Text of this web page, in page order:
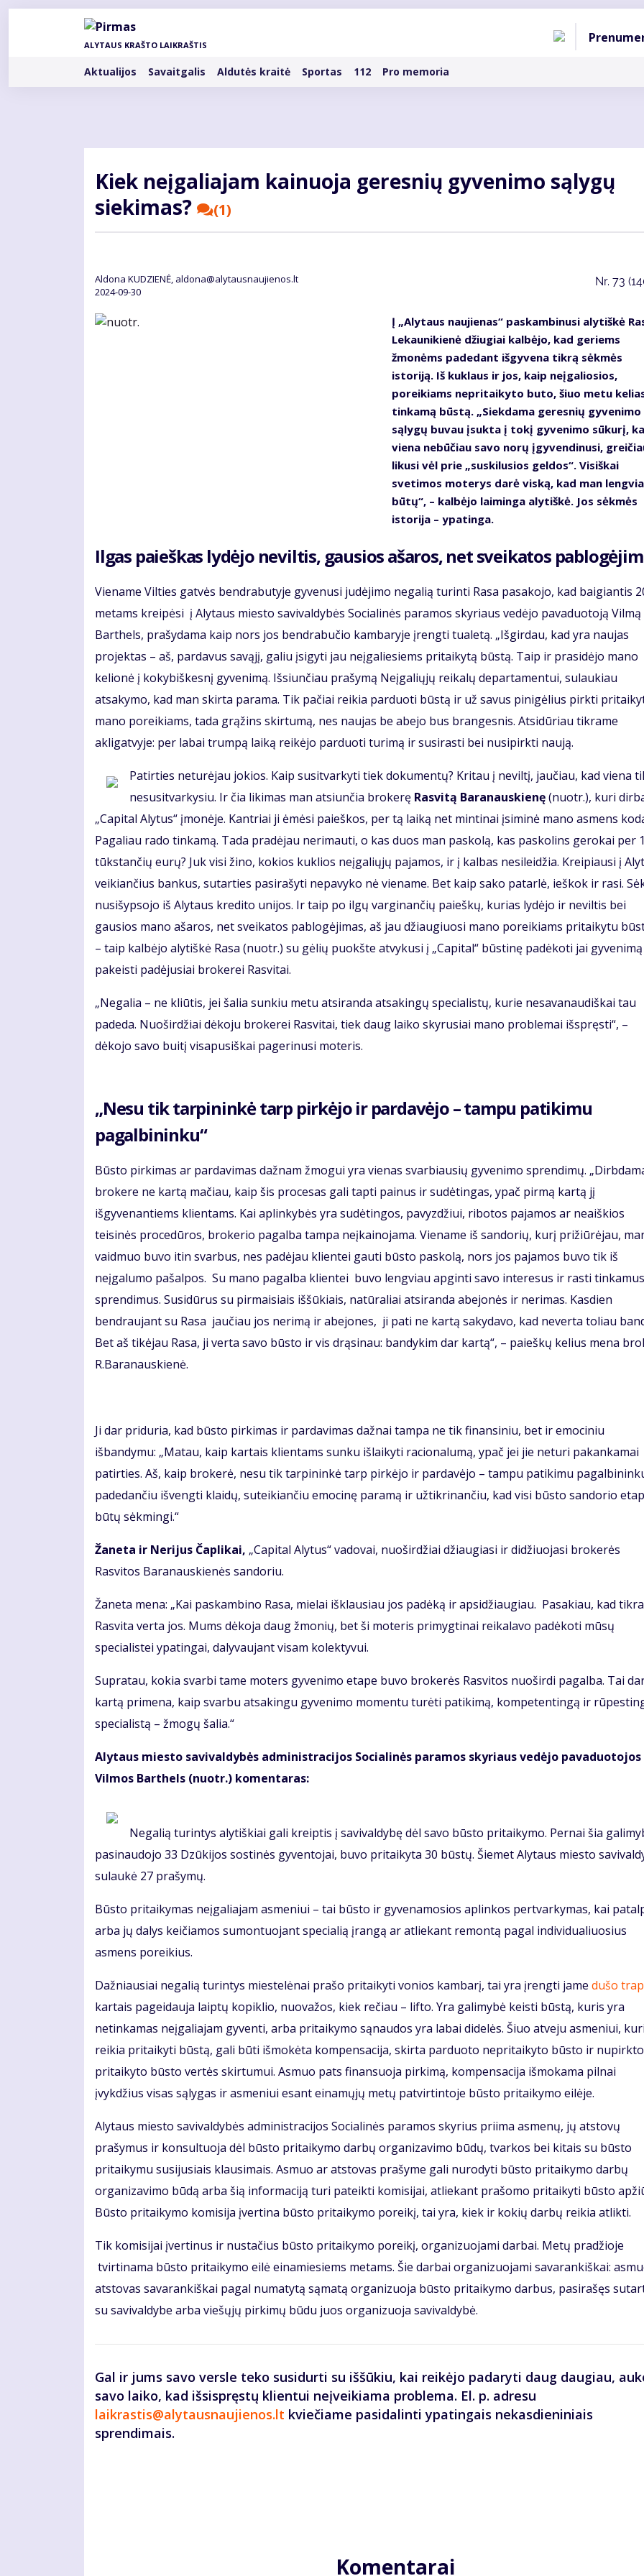
Pereiti
ALYTAUS KRAŠTO LAIKRAŠTIS
Rubrikos
Aktualijos Savaitgalis Aldutės kraitė Sportas 112 Pro memoria
Kiek neįgaliajam kainuoja geresnių gyvenimo sąlygų
siekimas?
(1)
Aldona KUDZIENĖ, aldona@alytausnaujienos.lt
2024-09-30
Nr. 73
Į „Alytaus naujienas“ paskambinusi alytiškė
Lekaunikienė džiugiai kalbėjo, kad geriems
žmonėms padedant išgyvena tikrą sėkmės
istoriją. Iš kuklaus ir jos, kaip neįgaliosios,
poreikiams nepritaikyto buto, šiuo metu
tinkamą būstą. „Siekdama geresnių gyvenimo
sąlygų buvau įsukta į tokį gyvenimo sūkurį,
viena nebūčiau savo norų įgyvendinusi,
likusi vėl prie „suskilusios geldos“. Visiškai
svetimos moterys darė viską, kad man
būtų“, – kalbėjo laiminga alytiškė. Jos sėkmės
istorija – ypatinga.
Ilgas paieškas lydėjo neviltis, gausios ašaros, net sveikatos
Viename Vilties gatvės bendrabutyje gyvenusi judėjimo negalią turinti Rasa pasakojo, kad baigiantis
metams kreipėsi į Alytaus miesto savivaldybės Socialinės paramos skyriaus vedėjo pavaduotoją Vilmą
Barthels, prašydama kaip nors jos bendrabučio kambaryje įrengti tualetą. „Išgirdau, kad yra naujas
projektas – aš, pardavus savąjį, galiu įsigyti jau neįgaliesiems pritaikytą būstą. Taip ir prasidėjo mano
kelionė į kokybiškesnį gyvenimą. Išsiunčiau prašymą Neįgaliųjų reikalų departamentui, sulaukiau
atsakymo, kad man skirta parama. Tik pačiai reikia parduoti būstą ir už savus pinigėlius pirkti
mano poreikiams, tada grąžins skirtumą, nes naujas be abejo bus brangesnis. Atsidūriau tikrame
akligatvyje: per labai trumpą laiką reikėjo parduoti turimą ir susirasti bei nusipirkti naują.
Patirties neturėjau jokios. Kaip susitvarkyti tiek dokumentų? Kritau į neviltį, jaučiau, kad viena
nesusitvarkysiu. Ir čia likimas man atsiunčia brokerę Rasvitą Baranauskienę(nuotr.), kuri
„Capital Alytus“ įmonėje. Kantriai ji ėmėsi paieškos, per tą laiką net mintinai įsiminė mano asmens
Pagaliau rado tinkamą. Tada pradėjau nerimauti, o kas duos man paskolą, kas paskolins gerokai per
tūkstančių eurų? Juk visi žino, kokios kuklios neįgaliųjų pajamos, ir į kalbas nesileidžia. Kreipiausi į
veikiančius bankus, sutarties pasirašyti nepavyko nė viename. Bet kaip sako patarlė, ieškok ir rasi.
nusišypsojo iš Alytaus kredito unijos. Ir taip po ilgų varginančių paieškų, kurias lydėjo ir neviltis bei
gausios mano ašaros, net sveikatos pablogėjimas, aš jau džiaugiuosi mano poreikiams pritaikytu
– taip kalbėjo alytiškė Rasa (nuotr.) su gėlių puokšte atvykusi į „Capital“ būstinę padėkoti jai gyvenimą
pakeisti padėjusiai brokerei Rasvitai.
„Negalia – ne kliūtis, jei šalia sunkiu metu atsiranda atsakingų specialistų, kurie nesavanaudiškai tau
padeda. Nuoširdžiai dėkoju brokerei Rasvitai, tiek daug laiko skyrusiai mano problemai išspręsti“, –
dėkojo savo buitį visapusiškai pagerinusi moteris.
„Nesu tik tarpininkė tarp pirkėjo ir pardavėjo – tampu patikimu
pagalbininku“
Būsto pirkimas ar pardavimas dažnam žmogui yra vienas svarbiausių gyvenimo sprendimų.
brokere ne kartą mačiau, kaip šis procesas gali tapti painus ir sudėtingas, ypač pirmą kartą jį
išgyvenantiems klientams. Kai aplinkybės yra sudėtingos, pavyzdžiui, ribotos pajamos ar neaiškios
teisinės procedūros, brokerio pagalba tampa neįkainojama. Viename iš sandorių, kurį prižiūrėjau,
vaidmuo buvo itin svarbus, nes padėjau klientei gauti būsto paskolą, nors jos pajamos buvo tik iš
neįgalumo pašalpos. Su mano pagalba klientei buvo lengviau apginti savo interesus ir rasti tinkamus
sprendimus. Susidūrus su pirmaisiais iššūkiais, natūraliai atsiranda abejonės ir nerimas. Kasdien
bendraujant su Rasa jaučiau jos nerimą ir abejones, ji pati ne kartą sakydavo, kad neverta toliau
Bet aš tikėjau Rasa, ji verta savo būsto ir vis drąsinau: bandykim dar kartą“, – paieškų kelius mena
R.Baranauskienė.
Ji dar priduria, kad būsto pirkimas ir pardavimas dažnai tampa ne tik finansiniu, bet ir emociniu
išbandymu: „Matau, kaip kartais klientams sunku išlaikyti racionalumą, ypač jei jie neturi pakankamai
patirties. Aš, kaip brokerė, nesu tik tarpininkė tarp pirkėjo ir pardavėjo – tampu patikimu
padedančiu išvengti klaidų, suteikiančiu emocinę paramą ir užtikrinančiu, kad visi būsto sandorio
būtų sėkmingi.“
Žaneta ir Nerijus Čaplikai, „Capital Alytus“ vadovai, nuoširdžiai džiaugiasi ir didžiuojasi brokerės
Rasvitos Baranauskienės sandoriu.
Žaneta mena: „Kai paskambino Rasa, mielai išklausiau jos padėką ir apsidžiaugiau. Pasakiau, kad
Rasvita verta jos. Mums dėkoja daug žmonių, bet ši moteris primygtinai reikalavo padėkoti mūsų
specialistei ypatingai, dalyvaujant visam kolektyvui.
Supratau, kokia svarbi tame moters gyvenimo etape buvo brokerės Rasvitos nuoširdi pagalba. Tai
kartą primena, kaip svarbu atsakingu gyvenimo momentu turėti patikimą, kompetentingą ir
specialistą – žmogų šalia.“
Alytaus miesto savivaldybės administracijos Socialinės paramos skyriaus vedėjo pavaduotojos
Vilmos Barthels (nuotr.) komentaras:
Negalią turintys alytiškiai gali kreiptis į savivaldybę dėl savo būsto pritaikymo. Pernai šia
pasinaudojo 33 Dzūkijos sostinės gyventojai, buvo pritaikyta 30 būstų. Šiemet Alytaus miesto
sulaukė 27 prašymų.
Būsto pritaikymas neįgaliajam asmeniui – tai būsto ir gyvenamosios aplinkos pertvarkymas, kai
arba jų dalys keičiamos sumontuojant specialią įrangą ar atliekant remontą pagal individualiuosius
asmens poreikius.
Dažniausiai negalią turintys miestelėnai prašo pritaikyti vonios kambarį, tai yra įrengti jame dušo
kartais pageidauja laiptų kopiklio, nuovažos, kiek rečiau – lifto. Yra galimybė keisti būstą, kuris yra
netinkamas neįgaliajam gyventi, arba pritaikymo sąnaudos yra labai didelės. Šiuo atveju asmeniui,
reikia pritaikyti būstą, gali būti išmokėta kompensacija, skirta parduoto nepritaikyto būsto ir nupirkto
pritaikyto būsto vertės skirtumui. Asmuo pats finansuoja pirkimą, kompensacija išmokama pilnai
įvykdžius visas sąlygas ir asmeniui esant einamųjų metų patvirtintoje būsto pritaikymo eilėje.
Alytaus miesto savivaldybės administracijos Socialinės paramos skyrius priima asmenų, jų atstovų
prašymus ir konsultuoja dėl būsto pritaikymo darbų organizavimo būdų, tvarkos bei kitais su būsto
pritaikymu susijusiais klausimais. Asmuo ar atstovas prašyme gali nurodyti būsto pritaikymo darbų
organizavimo būdą arba šią informaciją turi pateikti komisijai, atliekant prašomo pritaikyti būsto
Būsto pritaikymo komisija įvertina būsto pritaikymo poreikį, tai yra, kiek ir kokių darbų reikia atlikti.
Tik komisijai įvertinus ir nustačius būsto pritaikymo poreikį, organizuojami darbai. Metų pradžioje
tvirtinama būsto pritaikymo eilė einamiesiems metams. Šie darbai organizuojami savarankiškai:
atstovas savarankiškai pagal numatytą sąmatą organizuoja būsto pritaikymo darbus, pasirašęs
su savivaldybe arba viešųjų pirkimų būdu juos organizuoja savivaldybė.
Gal ir jums savo versle teko susidurti su iššūkiu, kai reikėjo padaryti daug daugiau,
savo laiko, kad išsispręstų klientui neįveikiama problema. El. p. adresu
laikrastis@alytausnaujienos.lt kviečiame pasidalinti ypatingais nekasdieniniais
sprendimais.
Komentarai